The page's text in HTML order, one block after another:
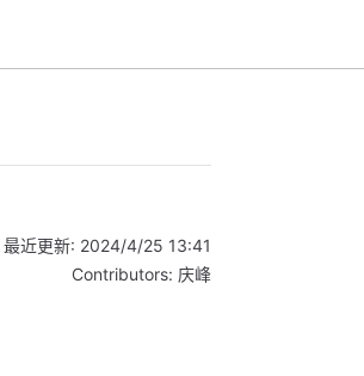
最近更新: 2024/4/25 13:41
Contributors: 庆峰